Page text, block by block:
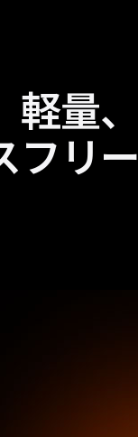
量、
フリー